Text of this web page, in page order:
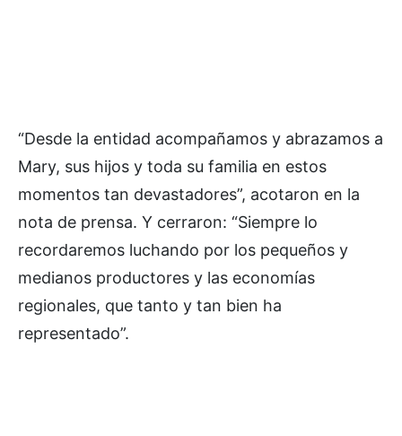
“Desde la entidad acompañamos y abrazamos a
Mary, sus hijos y toda su familia en estos
momentos tan devastadores”, acotaron en la
nota de prensa. Y cerraron: “Siempre lo
recordaremos luchando por los pequeños y
medianos productores y las economías
regionales, que tanto y tan bien ha
representado”.